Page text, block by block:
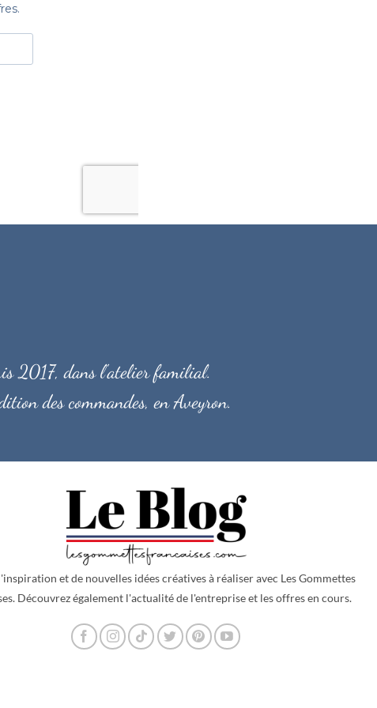
2017, dans l'atelier familial.
des commandes, en Aveyron.
et de nouvelles idées créatives à réaliser avec Les Gommettes
Découvrez également l'actualité de l'entreprise et les offres en cours.